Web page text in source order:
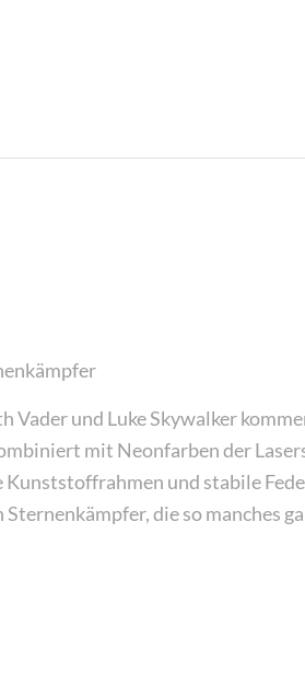
Vader und Luke Skywalker
mit Neonfarben der
und stabile
die so manches